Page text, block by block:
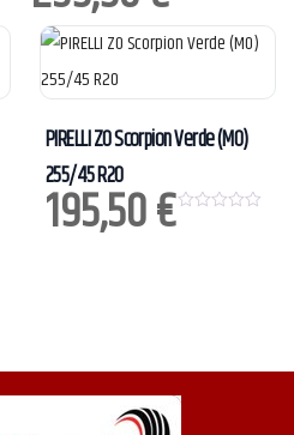
u
t
PIRELLI ZO Scorpion Verde (MO)
255/45 R20
195,50€